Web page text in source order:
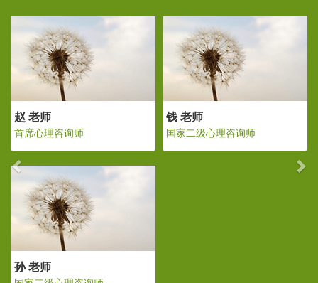
钱 老师
国家二级心理咨询师
赵 老师
首席心理咨询师
Previous